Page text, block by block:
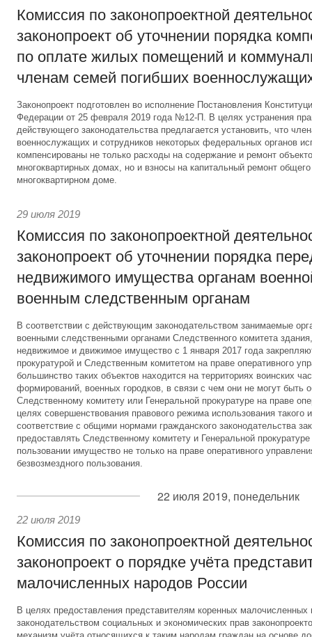
Комиссия по законопроектной
законопроект об уточнении порядка
по оплате жилых помещений и
членам семей погибших
Законопроект подготовлен во исполнение Постановления
Федерации от 25 февраля 2019 года №12-П. В целях устранения
действующего законодательства предлагается установить, что
военнослужащих и сотрудников некоторых федеральных органов
компенсированы не только расходы на содержание и ремонт
многоквартирных домах, но и взносы на капитальный ремонт
многоквартирном доме.
29 июля 2019
Комиссия по законопроектной
законопроект об уточнении порядка
недвижимого имущества органам
военным следственным органам
В соответствии с действующим законодательством занимаемые
военными следственными органами Следственного комитета
недвижимое и движимое имущество с 1 января 2017 года
прокуратурой и Следственным комитетом на праве оперативного
большинство таких объектов находится на территориях воинских
формирований, военных городков, в связи с чем они не могут быть
Следственному комитету или Генеральной прокуратуре на праве
целях совершенствования правового режима использования такого
соответствие с общими нормами гражданского законодательства
предоставлять Следственному комитету и Генеральной
пользовании имущество не только на праве оперативного
безвозмездного пользования.
22 июля 2019, понедельник
22 июля 2019
Комиссия по законопроектной
законопроект о порядке учёта
малочисленных народов России
В целях предоставления представителям коренных
законодательством социальных и экономических прав